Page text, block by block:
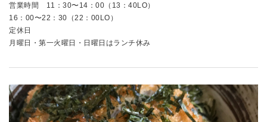
営業時間 11：30〜14：00（13：40LO）
16：00〜22：30（22：00LO）
定休日
月曜日・第一火曜日・日曜日はランチ休み